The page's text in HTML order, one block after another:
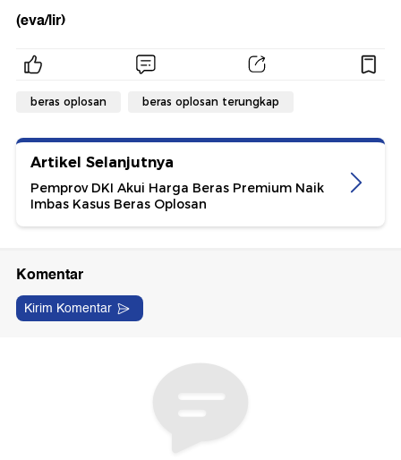
(eva/lir)
beras oplosan beras oplosan terungkap
Artikel Selanjutnya
Pemprov DKI Akui Harga Beras Premium Naik
Imbas Kasus Beras Oplosan